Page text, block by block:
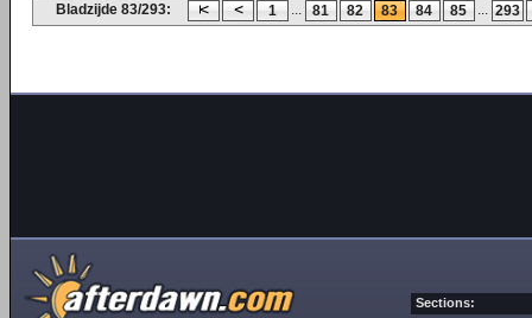
Bladzijde 83/293: 1 ... 81 82 83 84 85 ... 293
Sections: